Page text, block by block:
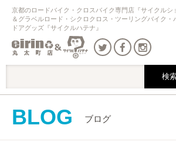
京都のロードバイク・クロスバイク専門店『サイクルシ
＆グラベルロード・シクロクロス・ツーリングバイク・
ドアグッズ『サイクルハテナ』
BLOG ブログ